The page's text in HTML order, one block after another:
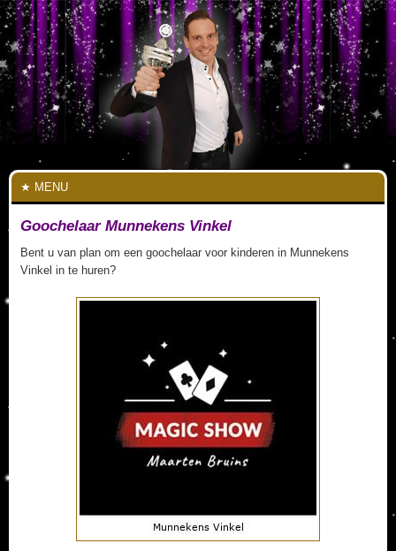
MENU
Goochelaar Munnekens Vinkel
Bent u van plan om een goochelaar voor kinderen in Munnekens
Vinkel in te huren?